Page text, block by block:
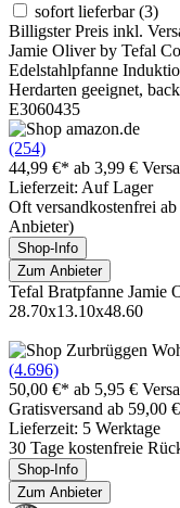
sofort lieferbar(3)
Billigster Preis inkl.
Jamie Oliver by Tefal
Edelstahlpfanne
Herdarten geeignet,
E3060435
(254)
44,99 €* ab 3,99 €
Lieferzeit: Auf Lager
Oft versandkostenfrei
Anbieter)
Shop-Info
Zum Anbieter
Tefal Bratpfanne Jamie
28.70x13.10x48.60
(4.696)
50,00 €* ab 5,95 €
Gratisversand ab 59,00 €
Lieferzeit: 5 Werktage
30 Tage kostenfreie
Shop-Info
Zum Anbieter